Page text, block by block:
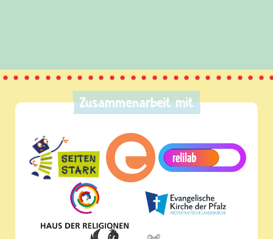
Zusammenarbeit mit